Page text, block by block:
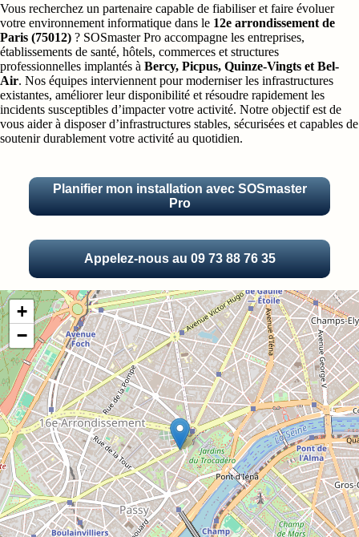
Vous recherchez un partenaire capable de fiabiliser et faire évoluer
votre environnement informatique dans le 12e arrondissement de
Paris (75012) ? SOSmaster Pro accompagne les entreprises,
établissements de santé, hôtels, commerces et structures
professionnelles implantés à Bercy, Picpus, Quinze-Vingts et Bel-
Air. Nos équipes interviennent pour moderniser les infrastructures
existantes, améliorer leur disponibilité et résoudre rapidement les
incidents susceptibles d’impacter votre activité. Notre objectif est de
vous aider à disposer d’infrastructures stables, sécurisées et capables de
soutenir durablement votre activité au quotidien.
Planifier mon installation avec SOSmaster
Pro
Appelez-nous au 09 73 88 76 35
+
−